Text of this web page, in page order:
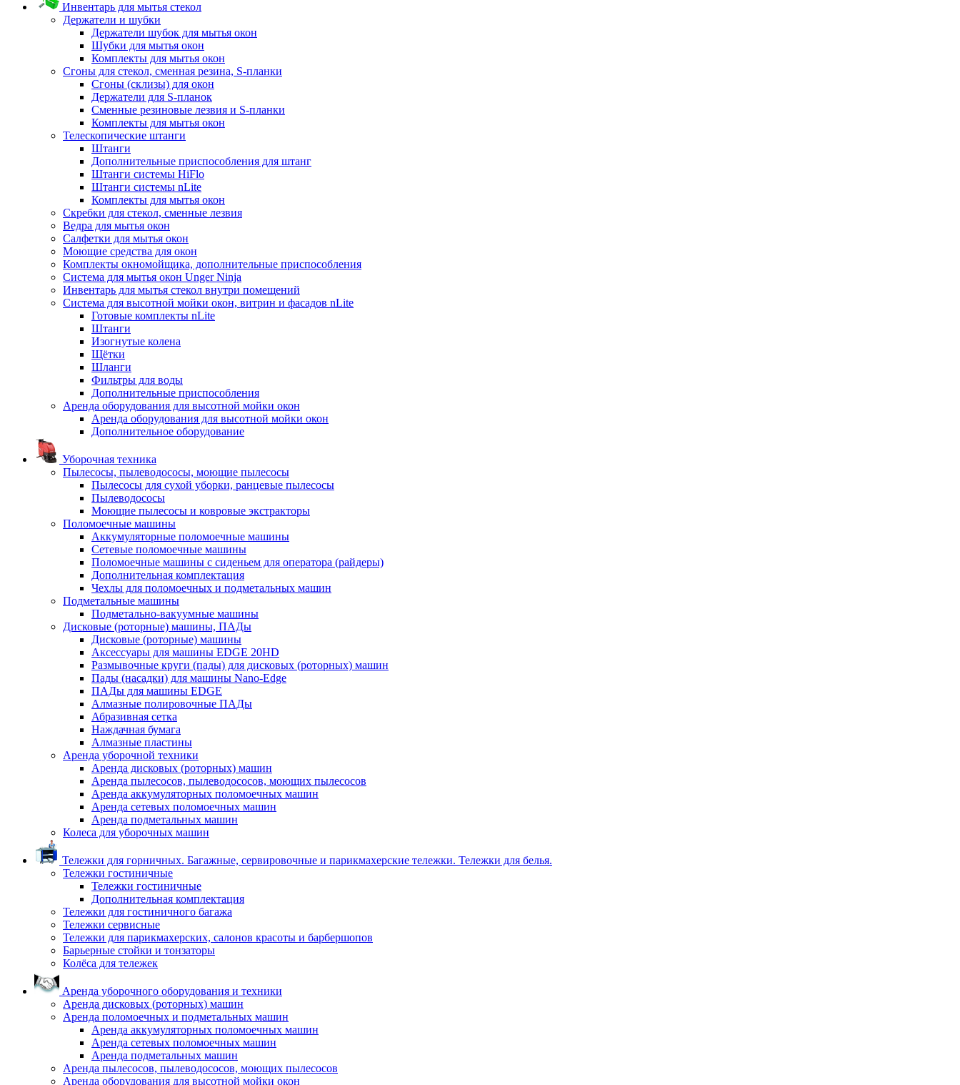
Инвентарь для мытья стекол
Держатели и шубки
Держатели шубок для мытья окон
Шубки для мытья окон
Комплекты для мытья окон
Сгоны для стекол, сменная резина, S-планки
Сгоны (склизы) для окон
Держатели для S-планок
Сменные резиновые лезвия и S-планки
Комплекты для мытья окон
Телескопические штанги
Штанги
Дополнительные приспособления для штанг
Штанги системы HiFlo
Штанги системы nLite
Комплекты для мытья окон
Скребки для стекол, сменные лезвия
Ведра для мытья окон
Салфетки для мытья окон
Моющие средства для окон
Комплекты окномойщика, дополнительные приспособления
Система для мытья окон Unger Ninja
Инвентарь для мытья стекол внутри помещений
Система для высотной мойки окон, витрин и фасадов nLite
Готовые комплекты nLite
Штанги
Изогнутые колена
Щётки
Шланги
Фильтры для воды
Дополнительные приспособления
Аренда оборудования для высотной мойки окон
Аренда оборудования для высотной мойки окон
Дополнительное оборудование
Уборочная техника
Пылесосы, пылеводососы, моющие пылесосы
Пылесосы для сухой уборки, ранцевые пылесосы
Пылеводососы
Моющие пылесосы и ковровые экстракторы
Поломоечные машины
Аккумуляторные поломоечные машины
Сетевые поломоечные машины
Поломоечные машины с сиденьем для оператора (райдеры)
Дополнительная комплектация
Чехлы для поломоечных и подметальных машин
Подметальные машины
Подметально-вакуумные машины
Дисковые (роторные) машины, ПАДы
Дисковые (роторные) машины
Аксессуары для машины EDGE 20HD
Размывочные круги (пады) для дисковых (роторных) машин
Пады (насадки) для машины Nano-Edge
ПАДы для машины EDGE
Алмазные полировочные ПАДы
Абразивная сетка
Наждачная бумага
Алмазные пластины
Аренда уборочной техники
Аренда дисковых (роторных) машин
Аренда пылесосов, пылеводососов, моющих пылесосов
Аренда аккумуляторных поломоечных машин
Аренда сетевых поломоечных машин
Аренда подметальных машин
Колеса для уборочных машин
Тележки для горничных. Багажные, сервировочные и парикмахерские тележки. Тележки для белья.
Тележки гостиничные
Тележки гостиничные
Дополнительная комплектация
Тележки для гостиничного багажа
Тележки сервисные
Тележки для парикмахерских, салонов красоты и барбершопов
Барьерные стойки и тонзаторы
Колёса для тележек
Аренда уборочного оборудования и техники
Аренда дисковых (роторных) машин
Аренда поломоечных и подметальных машин
Аренда аккумуляторных поломоечных машин
Аренда сетевых поломоечных машин
Аренда подметальных машин
Аренда пылесосов, пылеводососов, моющих пылесосов
Аренда оборудования для высотной мойки окон